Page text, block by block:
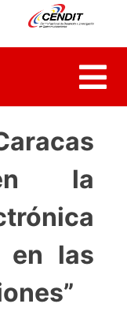
la
en las